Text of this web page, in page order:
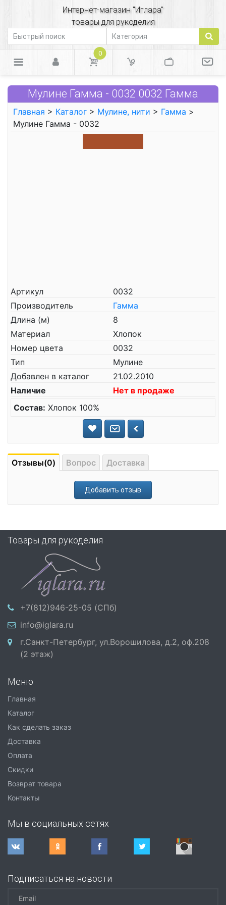
Интернет-магазин "Иглара"
товары для рукоделия
0
Мулине Гамма - 0032 0032 Гамма
Главная > Каталог > Мулине, нити > Гамма >
Мулине Гамма - 0032
Артикул
0032
Производитель
Гамма
Длина (м)
8
Материал
Хлопок
Номер цвета
0032
Тип
Мулине
Добавлен в каталог
21.02.2010
Наличие
Нет в продаже
Состав: Хлопок 100%
Отзывы(0) Вопрос Доставка
Добавить отзыв
Товары для рукоделия
+7(812)946-25-05 (СПб)
info@iglara.ru
г.Санкт-Петербург, ул.Ворошилова, д.2, оф.208
(2 этаж)
Меню
Главная
Каталог
Как сделать заказ
Доставка
Оплата
Скидки
Возврат товара
Контакты
Мы в социальных сетях
Подписаться на новости